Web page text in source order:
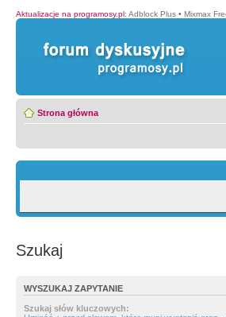
Aktualizacje na programosy.pl: Adblock Plus • Mixmax
Strona główna
Szukaj
WYSZUKAJ ZAPYTANIE
Szukaj słów kluczowych: